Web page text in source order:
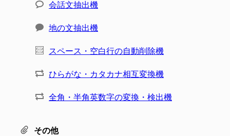
会話文抽出機
地の文抽出機
スペース・空白行の自動削除機
ひらがな・カタカナ相互変換機
全角・半角英数字の変換・検出機
その他